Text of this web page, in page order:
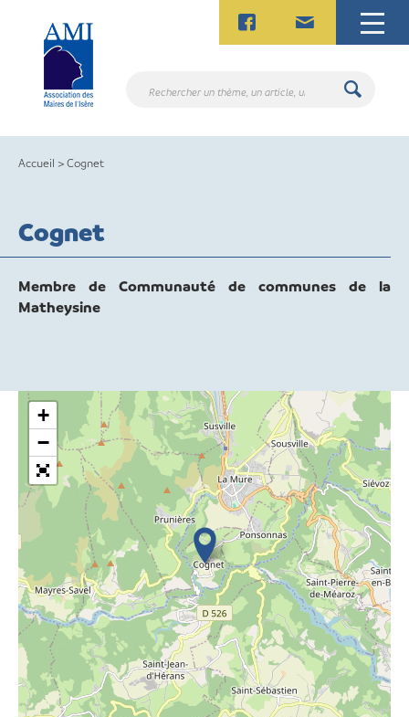
content
Rechercher
Accueil >Cognet
Cognet
Membre de Communauté de communes de la
Matheysine
+
−